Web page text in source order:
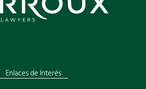
Enlaces de Interés